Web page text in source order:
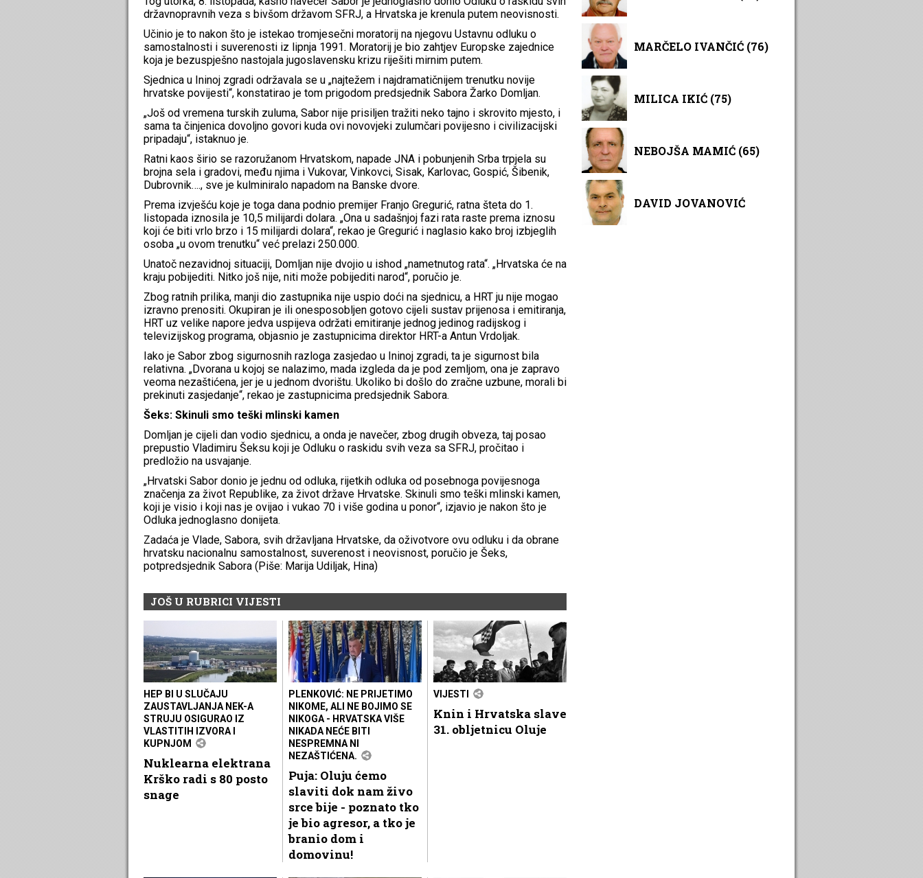
državnopravnih veza s bivšom državom SFRJ, a Hrvatska je krenula putem neovisnosti.
Učinio je to nakon što je istekao tromjesečni moratorij na njegovu Ustavnu odluku o
samostalnosti i suverenosti iz lipnja 1991. Moratorij je bio zahtjev Europske zajednice
koja je bezuspješno nastojala jugoslavensku krizu riješiti mirnim putem.
Sjednica u Ininoj zgradi održavala se u „najtežem i najdramatičnijem trenutku novije
hrvatske povijesti“, konstatirao je tom prigodom predsjednik Sabora Žarko Domljan.
„Još od vremena turskih zuluma, Sabor nije prisiljen tražiti neko tajno i skrovito mjesto, i
sama ta činjenica dovoljno govori kuda ovi novovjeki zulumčari povijesno i civilizacijski
pripadaju“, istaknuo je.
Ratni kaos širio se razoružanom Hrvatskom, napade JNA i pobunjenih Srba trpjela su
brojna sela i gradovi, među njima i Vukovar, Vinkovci, Sisak, Karlovac, Gospić, Šibenik,
Dubrovnik…., sve je kulminiralo napadom na Banske dvore.
Prema izvješću koje je toga dana podnio premijer Franjo Gregurić, ratna šteta do 1.
listopada iznosila je 10,5 milijardi dolara. „Ona u sadašnjoj fazi rata raste prema iznosu
koji će biti vrlo brzo i 15 milijardi dolara“, rekao je Gregurić i naglasio kako broj izbjeglih
osoba „u ovom trenutku“ već prelazi 250.000.
Unatoč nezavidnoj situaciji, Domljan nije dvojio u ishod „nametnutog rata“. „Hrvatska će na
kraju pobijediti. Nitko još nije, niti može pobijediti narod“, poručio je.
Zbog ratnih prilika, manji dio zastupnika nije uspio doći na sjednicu, a HRT ju nije mogao
izravno prenositi. Okupiran je ili onesposobljen gotovo cijeli sustav prijenosa i emitiranja,
HRT uz velike napore jedva uspijeva održati emitiranje jednog jedinog radijskog i
televizijskog programa, objasnio je zastupnicima direktor HRT-a Antun Vrdoljak.
Iako je Sabor zbog sigurnosnih razloga zasjedao u Ininoj zgradi, ta je sigurnost bila
relativna. „Dvorana u kojoj se nalazimo, mada izgleda da je pod zemljom, ona je zapravo
veoma nezaštićena, jer je u jednom dvorištu. Ukoliko bi došlo do zračne uzbune, morali bi
prekinuti zasjedanje“, rekao je zastupnicima predsjednik Sabora.
Šeks: Skinuli smo teški mlinski kamen
Domljan je cijeli dan vodio sjednicu, a onda je navečer, zbog drugih obveza, taj posao
prepustio Vladimiru Šeksu koji je Odluku o raskidu svih veza sa SFRJ, pročitao i
predložio na usvajanje.
„Hrvatski Sabor donio je jednu od odluka, rijetkih odluka od posebnoga povijesnoga
značenja za život Republike, za život države Hrvatske. Skinuli smo teški mlinski kamen,
koji je visio i koji nas je ovijao i vukao 70 i više godina u ponor“, izjavio je nakon što je
Odluka jednoglasno donijeta.
Zadaća je Vlade, Sabora, svih državljana Hrvatske, da oživotvore ovu odluku i da obrane
hrvatsku nacionalnu samostalnost, suverenost i neovisnost, poručio je Šeks,
potpredsjednik Sabora (Piše: Marija Udiljak, Hina)
JOŠ U RUBRICI VIJESTI
HEP BI U SLUČAJU
ZAUSTAVLJANJA NEK-A
STRUJU OSIGURAO IZ
VLASTITIH IZVORA I
KUPNJOM
Nuklearna elektrana
Krško radi s 80 posto
snage
PLENKOVIĆ: NE PRIJETIMO
NIKOME, ALI NE BOJIMO SE
NIKOGA - HRVATSKA VIŠE
NIKADA NEĆE BITI
NESPREMNA NI
NEZAŠTIĆENA.
Puja: Oluju ćemo
slaviti dok nam živo
srce bije - poznato tko
je bio agresor, a tko je
branio dom i
domovinu!
VIJESTI
Knin i Hrvatska slave
31. obljetnicu Oluje
MARČELO IVANČIĆ (76)
MILICA IKIĆ (75)
NEBOJŠA MAMIĆ (65)
DAVID JOVANOVIĆ